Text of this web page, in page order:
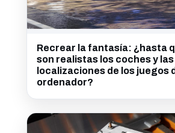
Recrear la fantasía: ¿hasta
son realistas los coches y las
localizaciones de los juegos
ordenador?